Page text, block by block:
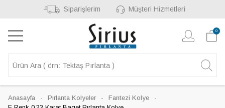
Siparişlerim Müşteri Hizmetleri
0
Anasayfa Pırlanta Kolyeler
Fantezi Kolye